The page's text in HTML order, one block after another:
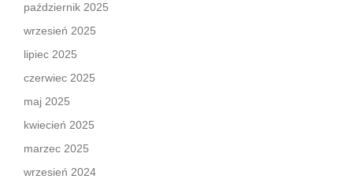
październik 2025
wrzesień 2025
lipiec 2025
czerwiec 2025
maj 2025
kwiecień 2025
marzec 2025
wrzesień 2024